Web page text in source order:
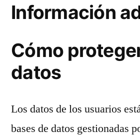
Información
Cómo
datos
Los datos de los usuarios
bases de datos gestionadas